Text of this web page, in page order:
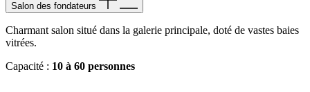
Salon des fondateurs
Charmant salon situé dans la galerie principale, doté de vastes baies
vitrées.
Capacité : 10 à 60 personnes